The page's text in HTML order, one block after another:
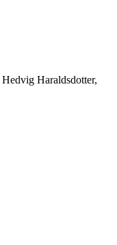
Haraldsdotter,